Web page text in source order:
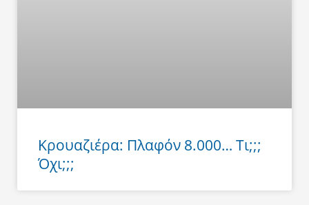
Κρουαζιέρα: Πλαφόν 8.000… Τι;;;
Όχι;;;